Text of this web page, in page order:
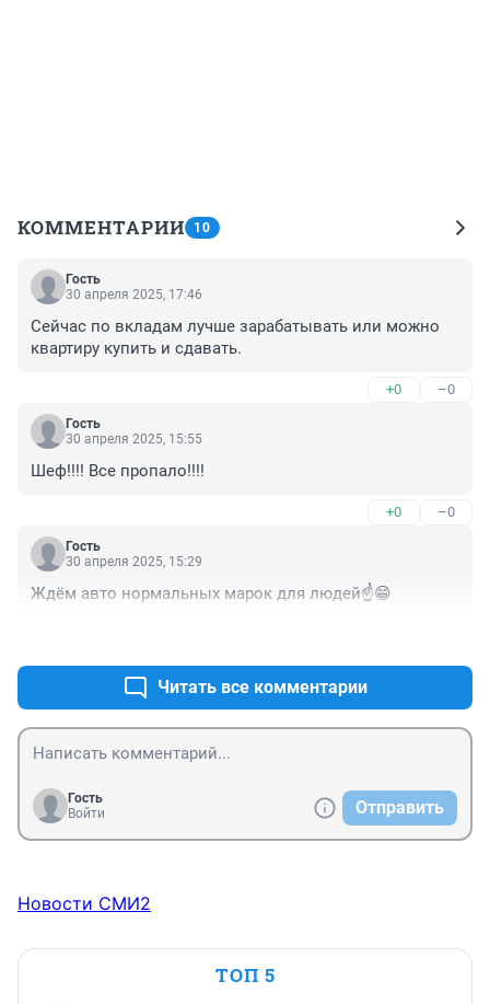
КОММЕНТАРИИ 10
Гость
30 апреля 2025, 17:46
Сейчас по вкладам лучше зарабатывать или можно
квартиру купить и сдавать.
+0 –0
Гость
30 апреля 2025, 15:55
Шеф!!!! Все пропало!!!!
+0 –0
Гость
30 апреля 2025, 15:29
Ждём авто нормальных марок для людей☝️😁
Читать все комментарии
Гость
Войти
Отправить
Новости СМИ2
ТОП 5